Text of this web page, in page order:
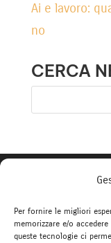
Per fornire le migliori
memorizzare e/o
queste tecnologie ci
Ai e lavoro:
no
CERCA
WEB
Via